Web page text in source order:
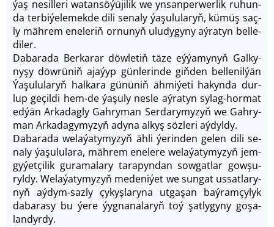
ýaş ne­sil­le­ri watan­sö­ýü­ji­lik we yn­san­per­wer­lik ru­hun­
da ter­bi­ýe­le­mek­de di­li se­na­ly ýa­şu­lu­la­ryň, kü­müş saç­
ly mäh­rem ene­le­riň or­nu­nyň ulu­dy­gy­ny aý­ratyn bel­le­
di­ler.
Da­ba­ra­da Ber­ka­rar döw­le­tiň tä­ze eý­ýa­my­nyň Gal­ky­
ny­şy döw­rü­niň ajaýyp gün­le­rin­de giň­den bel­le­nil­ýän
Ýaşu­lu­la­ryň hal­ka­ra gü­nü­niň ähmi­ýe­ti ha­kyn­da dur­
lup ge­çil­di hem-de ýa­şuly nes­le aý­ra­tyn sy­lag-hormat
ed­ýän ­Ar­ka­dag­ly Gah­ry­man Ser­da­ry­my­zyň we Gah­ry­
man Arkada­gy­my­zyň ady­na al­kyş söz­le­ri aý­dyl­dy.
Da­ba­ra­da we­la­ýa­ty­my­zyň äh­li ýe­rin­den ge­len di­li se­
na­ly ýaşululara, mäh­rem ene­le­re we­la­ýa­tymy­zyň jem­
gy­ýet­çi­lik gu­ra­ma­la­ry ta­ra­pyn­dan sow­gat­lar gow­şu­
ryl­dy. We­la­ýa­ty­my­zyň me­de­ni­ýet we sungat us­sat­la­ry­
nyň aý­dym-saz­ly çy­kyş­la­ry­na ut­ga­şan baý­ram­çy­lyk
daba­ra­sy bu ýe­re ýyg­na­na­la­ryň toý şat­ly­gy­ny go­şa­
lan­dyr­dy.